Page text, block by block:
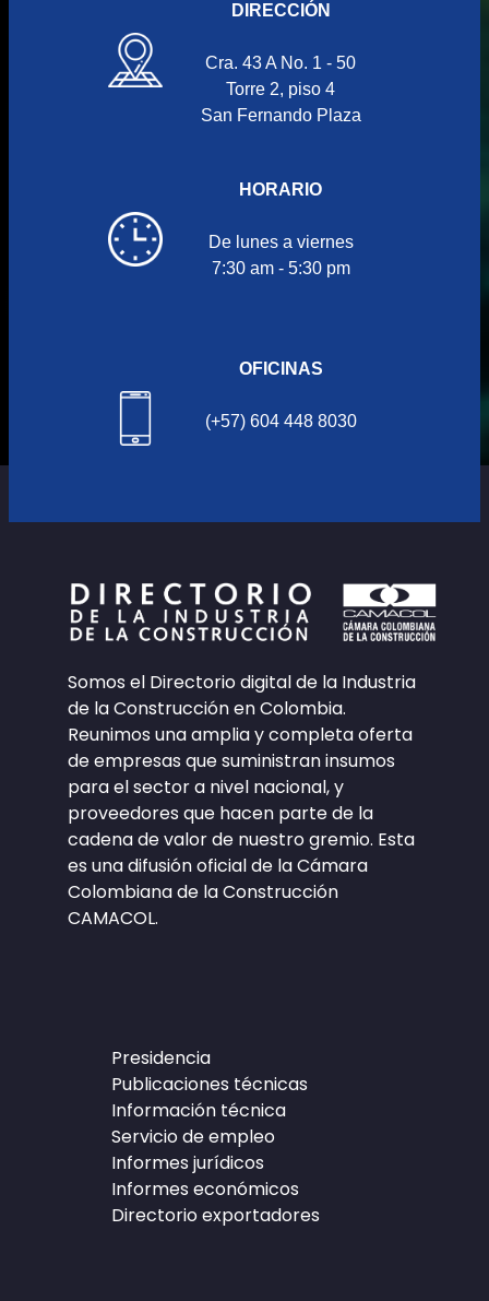
DIRECCIÓN
Cra. 43 A No. 1 - 50
Torre 2, piso 4
San Fernando Plaza
HORARIO
De lunes a viernes
7:30 am - 5:30 pm
OFICINAS
(+57) 604 448 8030
Somos el Directorio digital de la Industria
de la Construcción en Colombia.
Reunimos una amplia y completa oferta
de empresas que suministran insumos
para el sector a nivel nacional, y
proveedores que hacen parte de la
cadena de valor de nuestro gremio. Esta
es una difusión oficial de la Cámara
Colombiana de la Construcción
CAMACOL.
Presidencia
Publicaciones técnicas
Información técnica
Servicio de empleo
Informes jurídicos
Informes económicos
Directorio exportadores